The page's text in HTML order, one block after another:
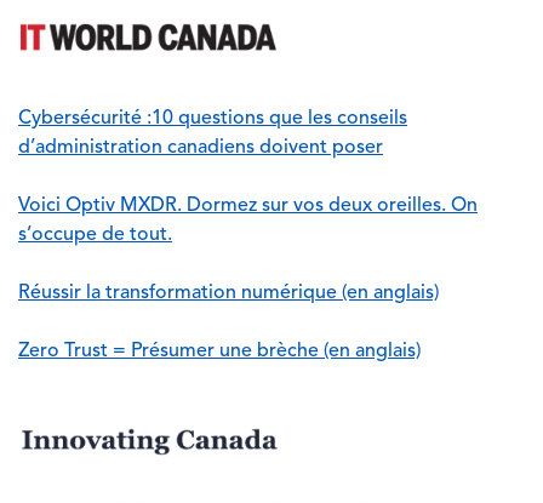
Cybersécurité :10 questions que les conseils
d’administration canadiens doivent poser
Voici Optiv MXDR. Dormez sur vos deux oreilles. On
s’occupe de tout.
Réussir la transformation numérique (en anglais)
Zero Trust = Présumer une brèche (en anglais)